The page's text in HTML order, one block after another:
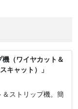
（ワイヤカット＆
キャット）」
ストリップ機。簡